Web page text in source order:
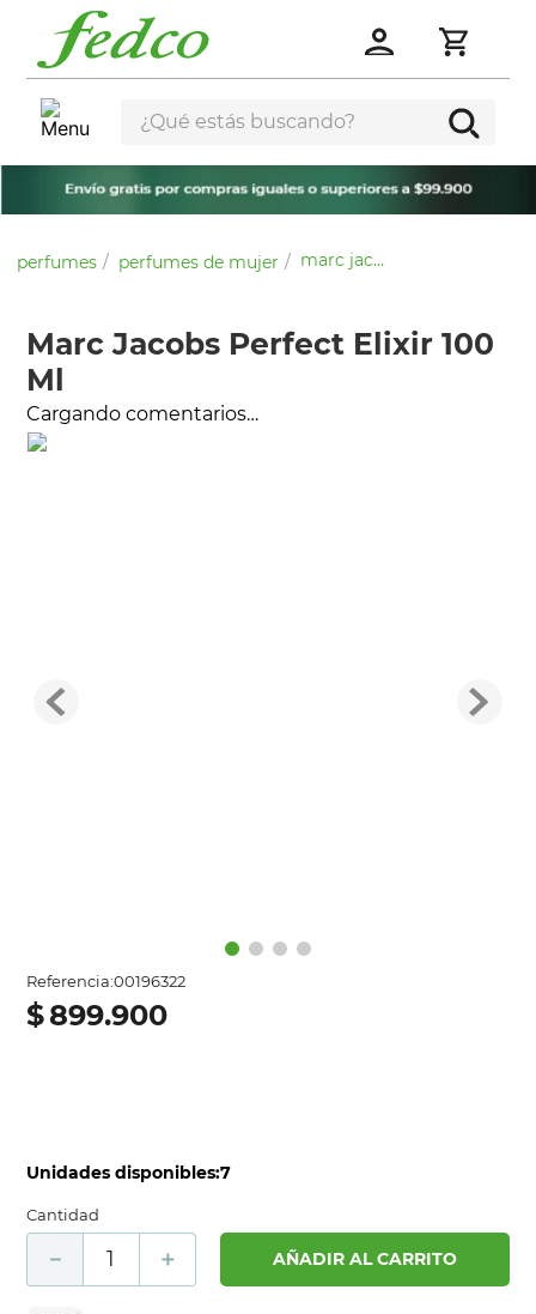
¿Qué estás buscando?
perfumes perfumes de mujer marc jacobs perfect elixir 100 ml
Marc Jacobs Perfect Elixir 100
Ml
Cargando comentarios…
Referencia:00196322
$899.900
Unidades disponibles:7
Cantidad
＋
－ AÑADIR AL CARRITO